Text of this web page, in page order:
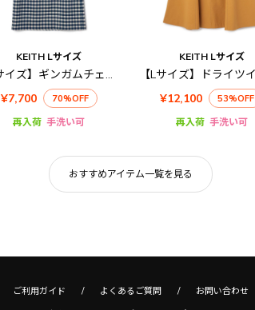
KEITH Lサイズ
【Lサイズ】ギンガムチェックスカート
¥7,700
70%OFF
再入荷 手洗い可
KEITH Lサイズ
¥12,100
53%OFF
再入荷 手洗い可
おすすめアイテム一覧を見る
ご利用ガイド よくあるご質問 お問い合わせ